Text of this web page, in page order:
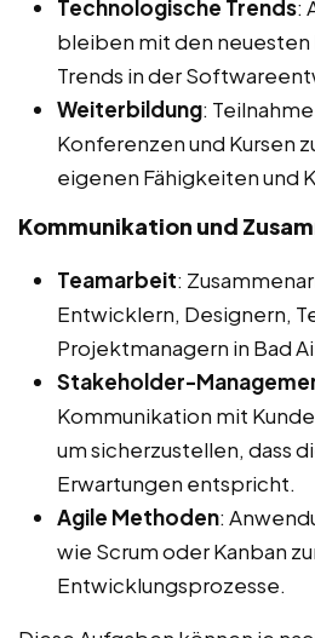
Technologische Trends:
bleiben mit den
Trends in der
Weiterbildung:
Konferenzen und Kursen
eigenen Fähigkeiten und
Kommunikation und
Teamarbeit:
Entwicklern, Designern,
Projektmanagern in Bad
Stakeholder-
Kommunikation mit
um sicherzustellen, dass
Erwartungen entspricht.
Agile Methoden:
wie Scrum oder Kanban
Entwicklungsprozesse.